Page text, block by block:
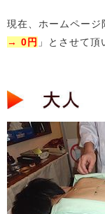
現在、ホームページ
→ 0円 」とさせて頂